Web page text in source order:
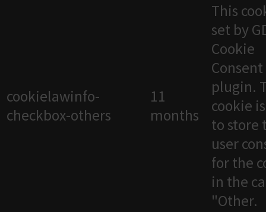
cookielawinfo-
checkbox-others
11
months
This
set by
Cookie
Consent
plugin.
cookie
to store
user
for the
in the
"Other.